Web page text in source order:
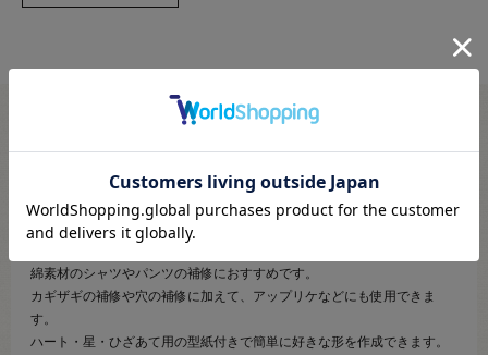
【商品の説明】
綿素材のシャツやパンツの補修におすすめです。
カギザギの補修や穴の補修に加えて、アップリケなどにも使用できま
す。
ハート・星・ひざあて用の型紙付きで簡単に好きな形を作成できます。